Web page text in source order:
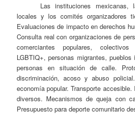
Las instituciones mexicanas,
locales y los comités organizadores
Evaluaciones de impacto en derechos
Consulta real con organizaciones de
comerciantes populares,
LGBTIQ+, personas migrantes,
personas en situación de calle.
discriminación, acoso y abuso
economía popular. Transporte
diversos. Mecanismos de queja con
Presupuesto para deporte comunitario